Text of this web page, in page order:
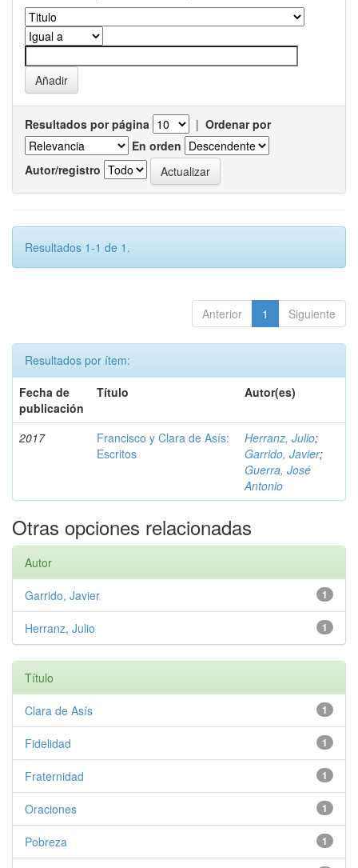
Resultados por página | Ordenar por
En orden
Autor/registro
Resultados 1-1 de 1.
Anterior 1 Siguiente
Resultados por ítem:
Fecha de
publicación
Título Autor(es)
2017
Francisco y Clara de Asís:
Escritos
Herranz, Julio;
Garrido, Javier;
Guerra, José
Antonio
Otras opciones relacionadas
Autor
1
Garrido, Javier
1
Herranz, Julio
Título
1
Clara de Asís
1
Fidelidad
1
Fraternidad
1
Oraciones
1
Pobreza